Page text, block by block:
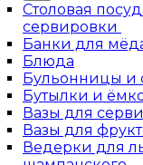
Столовая
сервировки
Банки для
Блюда
Бульонницы и
Бутылки и
Вазы для
Вазы для
Ведерки для